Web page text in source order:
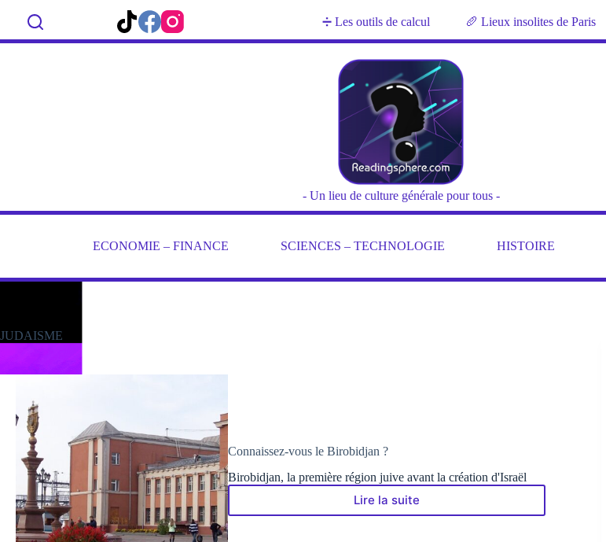
➗ Les outils de calcul 🥖 Lieux insolites de Paris
- Un lieu de culture générale pour tous -
ECONOMIE – FINANCE SCIENCES – TECHNOLOGIE HISTOIRE
JUDAISME
Connaissez-vous le Birobidjan ?
Birobidjan, la première région juive avant la création d'Israël
Lire la suiteConnaissez-